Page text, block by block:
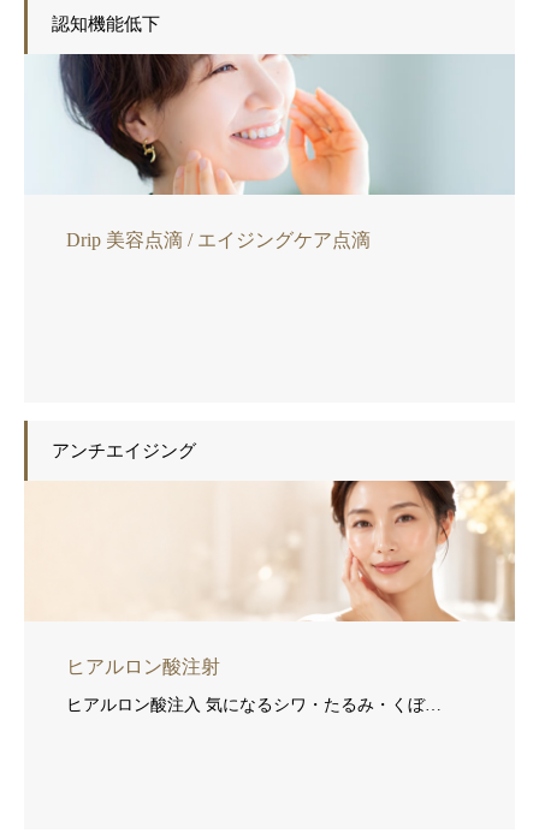
認知機能低下
Drip 美容点滴 / エイジングケア点滴
アンチエイジング
ヒアルロン酸注射
ヒアルロン酸注入 気になるシワ・たるみ・くぼ…